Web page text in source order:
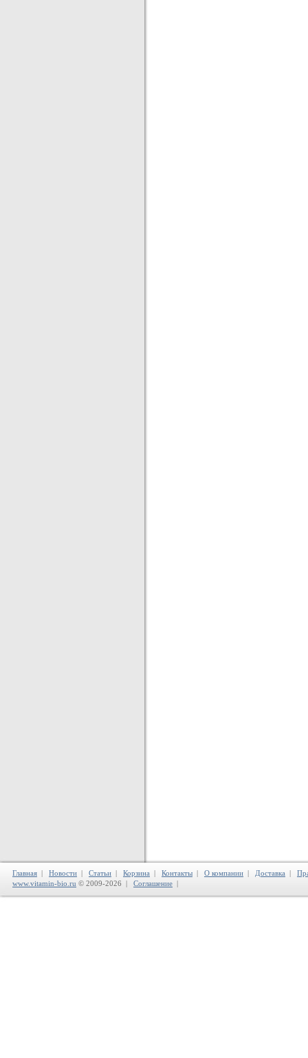
Главная | Новости | Статьи | Корзина | Контакты | О компании | Доставка |
www.vitamin-bio.ru © 2009-2026 | Соглашение |